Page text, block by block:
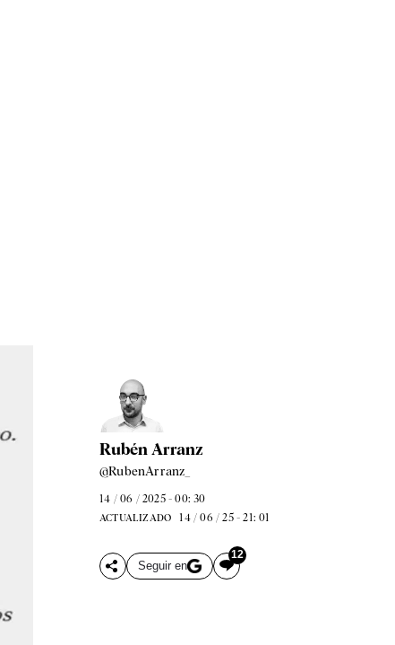
Rubén Arranz
@RubenArranz_
14 / 06 / 2025 - 00: 30
ACTUALIZADO 14 / 06 / 25 - 21: 01
Seguir en
12